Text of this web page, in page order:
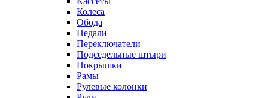
Колеса
Обода
Педали
Переключатели
Подседельные штыри
Покрышки
Рамы
Рулевые колонки